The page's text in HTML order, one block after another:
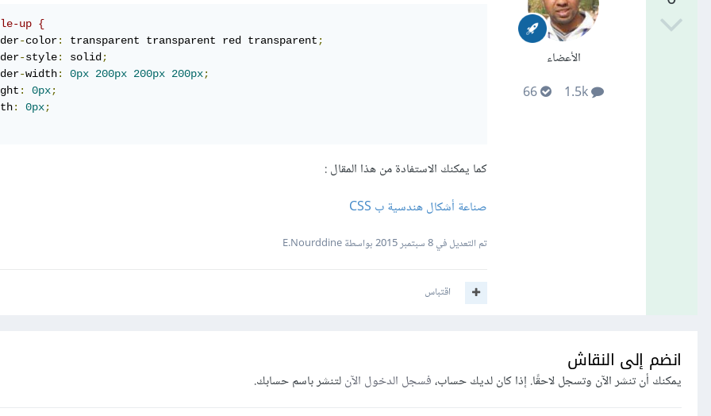
الأعضاء
up {
-color: transparent transparent red transparent ;
-style: solid ;
-width: 0px 200px 200px 200px;
: 0px;
: 0px;
كما يمكنك الاستفادة من هذا المقال :
صناعة أشكال هندسية ب CSS
تم التعديل في8 سبتمبر 2015 بواسطة E.Nourddine
اقتباس
انضم إلى النقاش
يمكنك أن تنشر الآن وتسجل لاحقًا. إذا كان لديك حساب،فسجل الدخول الآنلتنشر باسم حسابك.